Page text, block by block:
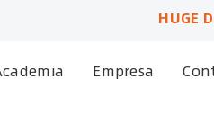
HUGE
Empresa